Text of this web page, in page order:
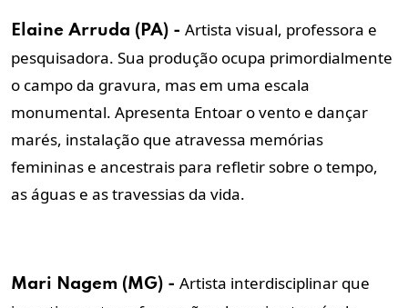
Elaine Arruda (PA) - Artista visual, professora e
pesquisadora. Sua produção ocupa primordialmente
o campo da gravura, mas em uma escala
monumental. Apresenta Entoar o vento e dançar
marés, instalação que atravessa memórias
femininas e ancestrais para refletir sobre o tempo,
as águas e as travessias da vida.
Mari Nagem (MG) - Artista interdisciplinar que